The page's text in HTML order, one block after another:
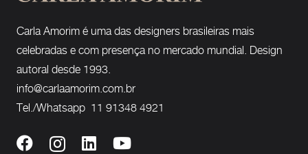
Carla Amorim é uma das designers brasileiras mais
celebradas e com presença no mercado mundial. Design
autoral desde 1993.
info@carlaamorim.com.br
Tel./Whatsapp 11 91348 4921